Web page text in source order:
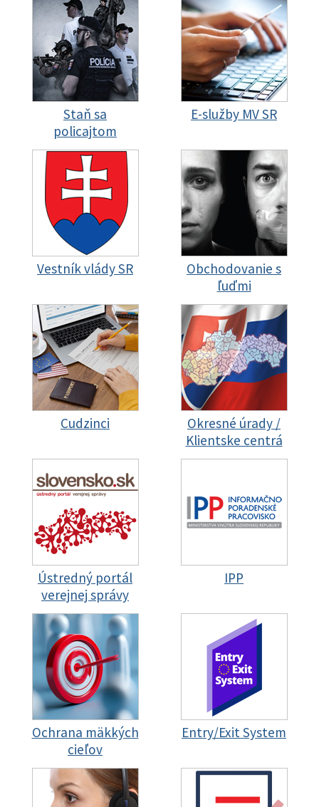
Staň sa
policajtom
E-služby MV SR
Vestník vlády SR
Obchodovanie s
ľuďmi
Cudzinci
Okresné úrady /
Klientske centrá
Ústredný portál
verejnej správy
IPP
Ochrana mäkkých
cieľov
Entry/Exit System